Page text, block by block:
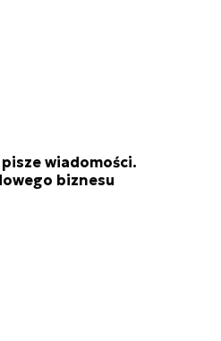
wiadomości.
biznesu